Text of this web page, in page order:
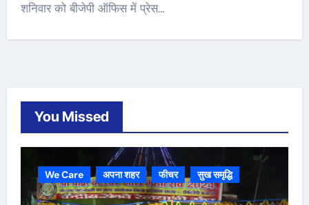
शनिवार को बीजेपी ऑफिस में प्रेस…
You Missed
We Care अपना शहर फीचर सुख समृद्धि